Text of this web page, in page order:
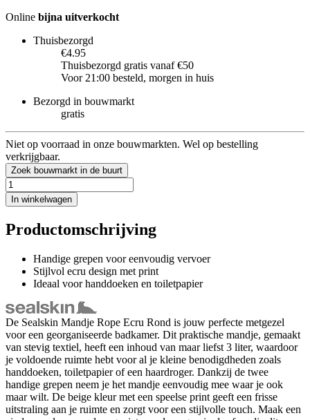
Online bijna uitverkocht
Thuisbezorgd
€4.95
Thuisbezorgd gratis vanaf €50
Voor 21:00 besteld, morgen in huis
Bezorgd in bouwmarkt
gratis
Niet op voorraad in onze bouwmarkten. Wel op bestelling
verkrijgbaar.
Zoek bouwmarkt in de buurt
In winkelwagen
Productomschrijving
Handige grepen voor eenvoudig vervoer
Stijlvol ecru design met print
Ideaal voor handdoeken en toiletpapier
De Sealskin Mandje Rope Ecru Rond is jouw perfecte metgezel
voor een georganiseerde badkamer. Dit praktische mandje, gemaakt
van stevig textiel, heeft een inhoud van maar liefst 3 liter, waardoor
je voldoende ruimte hebt voor al je kleine benodigdheden zoals
handdoeken, toiletpapier of een haardroger. Dankzij de twee
handige grepen neem je het mandje eenvoudig mee waar je ook
maar wilt. De beige kleur met een speelse print geeft een frisse
uitstraling aan je ruimte en zorgt voor een stijlvolle touch. Maak een